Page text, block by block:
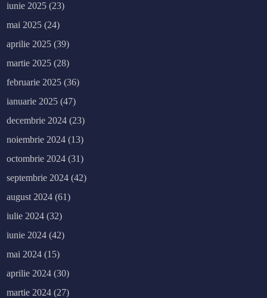
iunie 2025 (23)
mai 2025 (24)
aprilie 2025 (39)
martie 2025 (28)
februarie 2025 (36)
ianuarie 2025 (47)
decembrie 2024 (23)
noiembrie 2024 (13)
octombrie 2024 (31)
septembrie 2024 (42)
august 2024 (61)
iulie 2024 (32)
iunie 2024 (42)
mai 2024 (15)
aprilie 2024 (30)
martie 2024 (27)